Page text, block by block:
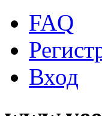
FAQ
Вход